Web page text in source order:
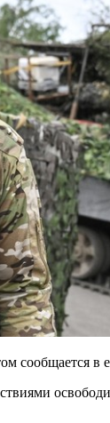
сообщается